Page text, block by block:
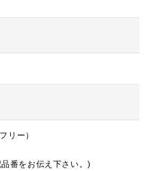
リー）
番をお伝え下さい。)